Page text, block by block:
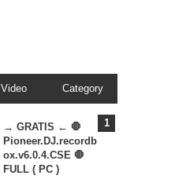
Video Category
→ GRATIS ← 🛑
Pioneer.DJ.recordb
ox.v6.0.4.CSE 🛑
FULL ( PC )